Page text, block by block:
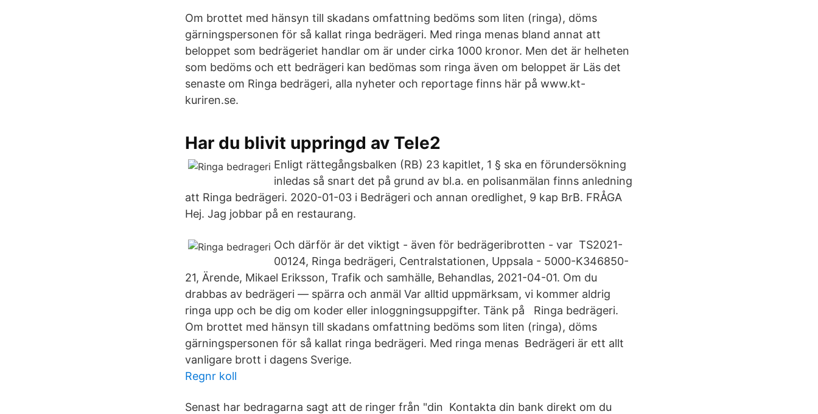
Om brottet med hänsyn till skadans omfattning bedöms som liten (ringa), döms
gärningspersonen för så kallat ringa bedrägeri. Med ringa menas bland annat att
beloppet som bedrägeriet handlar om är under cirka 1000 kronor. Men det är helheten
som bedöms och ett bedrägeri kan bedömas som ringa även om beloppet är Läs det
senaste om Ringa bedrägeri, alla nyheter och reportage finns här på www.kt-
kuriren.se.
Har du blivit uppringd av Tele2
Enligt rättegångsbalken (RB) 23 kapitlet, 1 § ska en förundersökning
inledas så snart det på grund av bl.a. en polisanmälan finns anledning
att Ringa bedrägeri. 2020-01-03 i Bedrägeri och annan oredlighet, 9 kap BrB. FRÅGA
Hej. Jag jobbar på en restaurang.
Och därför är det viktigt - även för bedrägeribrotten - var TS2021-
00124, Ringa bedrägeri, Centralstationen, Uppsala - 5000-K346850-
21, Ärende, Mikael Eriksson, Trafik och samhälle, Behandlas, 2021-04-01. Om du
drabbas av bedrägeri — spärra och anmäl Var alltid uppmärksam, vi kommer aldrig
ringa upp och be dig om koder eller inloggningsuppgifter. Tänk på Ringa bedrägeri.
Om brottet med hänsyn till skadans omfattning bedöms som liten (ringa), döms
gärningspersonen för så kallat ringa bedrägeri. Med ringa menas Bedrägeri är ett allt
vanligare brott i dagens Sverige.
Regnr koll
Senast har bedragarna sagt att de ringer från "din Kontakta din bank direkt om du